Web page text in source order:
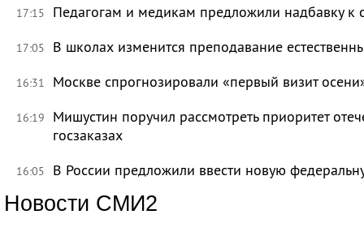
17:15 Педагогам и медикам предложили надбавку к
17:05 В школах изменится преподавание
16:31 Москве спрогнозировали «первый визит
16:19
Мишустин поручил рассмотреть приоритет
госзаказах
16:05 В России предложили ввести новую
Новости СМИ2